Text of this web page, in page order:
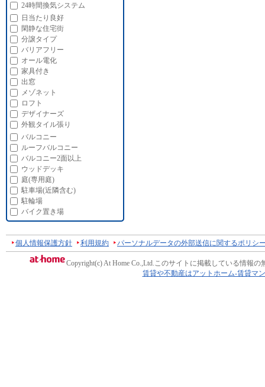
24時間換気システム
日当たり良好
閑静な住宅街
分譲タイプ
バリアフリー
オール電化
家具付き
出窓
メゾネット
ロフト
デザイナーズ
外観タイル張り
バルコニー
ルーフバルコニー
バルコニー2面以上
ウッドデッキ
庭(専用庭)
駐車場(近隣含む)
駐輪場
バイク置き場
個人情報保護方針 利用規約 パーソナルデータの外部送信に関するポリシ
Copyright(c) At Home Co.,Ltd.このサイトに掲載している情報の
賃貸や不動産はアットホーム-賃貸マ